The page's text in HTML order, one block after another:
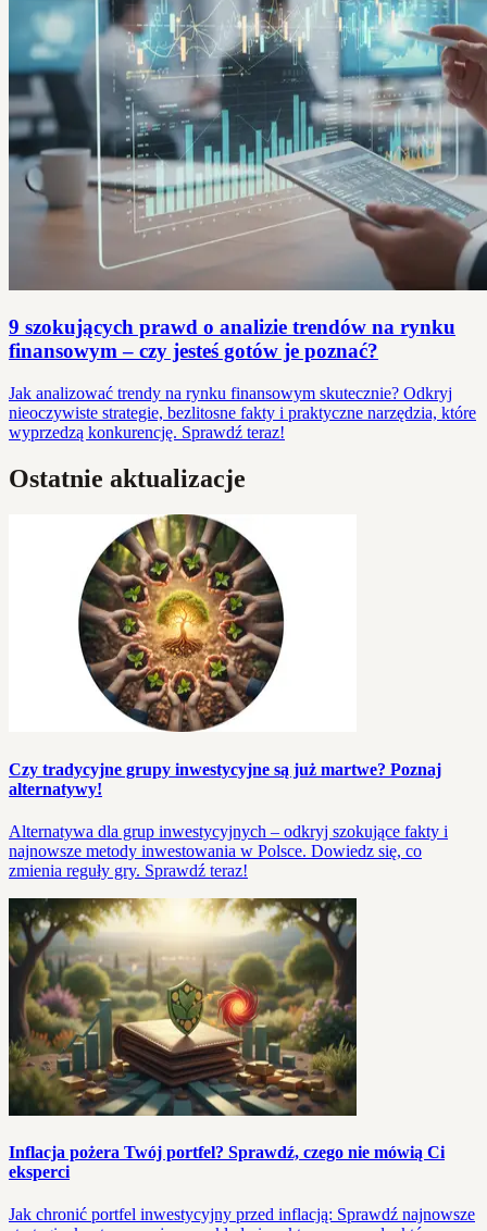
9 szokujących prawd o analizie trendów na rynku
finansowym – czy jesteś gotów je poznać?
Jak analizować trendy na rynku finansowym skutecznie? Odkryj
nieoczywiste strategie, bezlitosne fakty i praktyczne narzędzia, które
wyprzedzą konkurencję. Sprawdź teraz!
Ostatnie aktualizacje
Czy tradycyjne grupy inwestycyjne są już martwe? Poznaj
alternatywy!
Alternatywa dla grup inwestycyjnych – odkryj szokujące fakty i
najnowsze metody inwestowania w Polsce. Dowiedz się, co
zmienia reguły gry. Sprawdź teraz!
Inflacja pożera Twój portfel? Sprawdź, czego nie mówią Ci
eksperci
Jak chronić portfel inwestycyjny przed inflacją: Sprawdź najnowsze